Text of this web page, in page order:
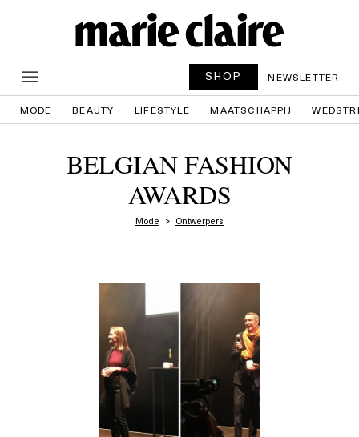
SHOP NEWSLETTER
MODE BEAUTY LIFESTYLE MAATSCHAPPIJ
BELGIAN FASHION
AWARDS
Mode Ontwerpers